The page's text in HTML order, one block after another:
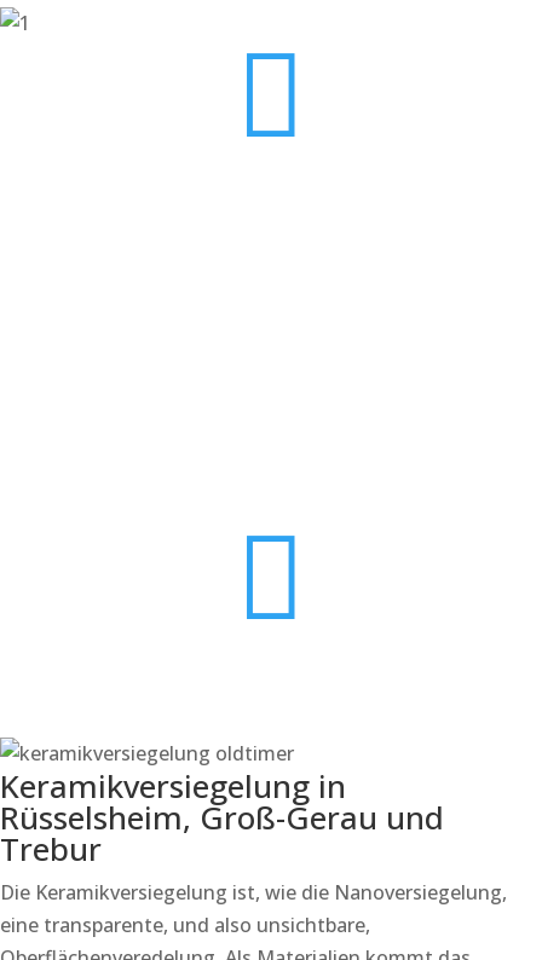


Keramikversiegelung in
Rüsselsheim, Groß-Gerau und
Trebur
Die Keramikversiegelung ist, wie die Nanoversiegelung,
eine transparente, und also unsichtbare,